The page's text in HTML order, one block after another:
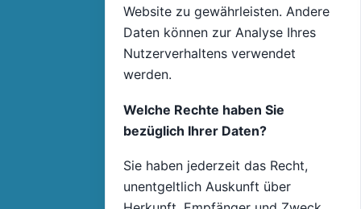
Website zu gewährleisten. Andere
Daten können zur Analyse Ihres
Nutzerverhaltens verwendet
werden.
Welche Rechte haben Sie
bezüglich Ihrer Daten?
Sie haben jederzeit das Recht,
unentgeltlich Auskunft über